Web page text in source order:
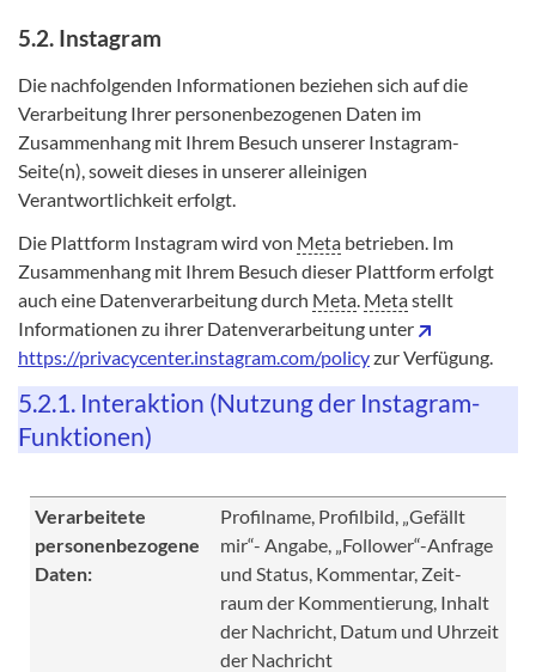
5.2. Instagram
Die nachfolgenden Informationen beziehen sich auf die
Verarbeitung Ihrer personenbezogenen Daten im
Zusammenhang mit Ihrem Besuch unserer Instagram-
Seite(n), soweit dieses in unserer alleinigen
Verantwortlichkeit erfolgt.
Die Plattform Instagram wird von Meta betrieben. Im
Zusammenhang mit Ihrem Besuch dieser Plattform erfolgt
auch eine Datenverarbeitung durch Meta Metastellt
Informationen zu ihrer Datenverarbeitung unter
https://privacycenter.instagram.com/policyzur Verfügung.
5.2.1. Interaktion (Nutzung der Instagram-
Funktionen)
Verarbeitete
personenbezogene
Daten:
Profilname, Profilbild, „Gefällt
mir“- Angabe, „Follower“-Anfrage
und Status, Kommentar, Zeit-
raum der Kommentierung, Inhalt
der Nachricht, Datum und Uhrzeit
der Nachricht